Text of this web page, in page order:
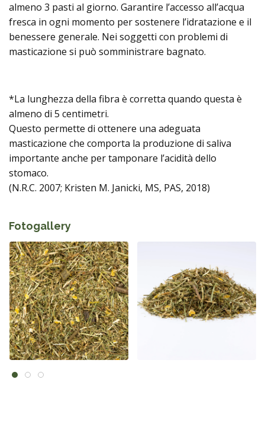
almeno 3 pasti al giorno. Garantire l’accesso all’acqua
fresca in ogni momento per sostenere l’idratazione e il
benessere generale. Nei soggetti con problemi di
masticazione si può somministrare bagnato.
*La lunghezza della fibra è corretta quando questa è
almeno di 5 centimetri.
Questo permette di ottenere una adeguata
masticazione che comporta la produzione di saliva
importante anche per tamponare l’acidità dello
stomaco.
(N.R.C. 2007; Kristen M. Janicki, MS, PAS, 2018)
Fotogallery